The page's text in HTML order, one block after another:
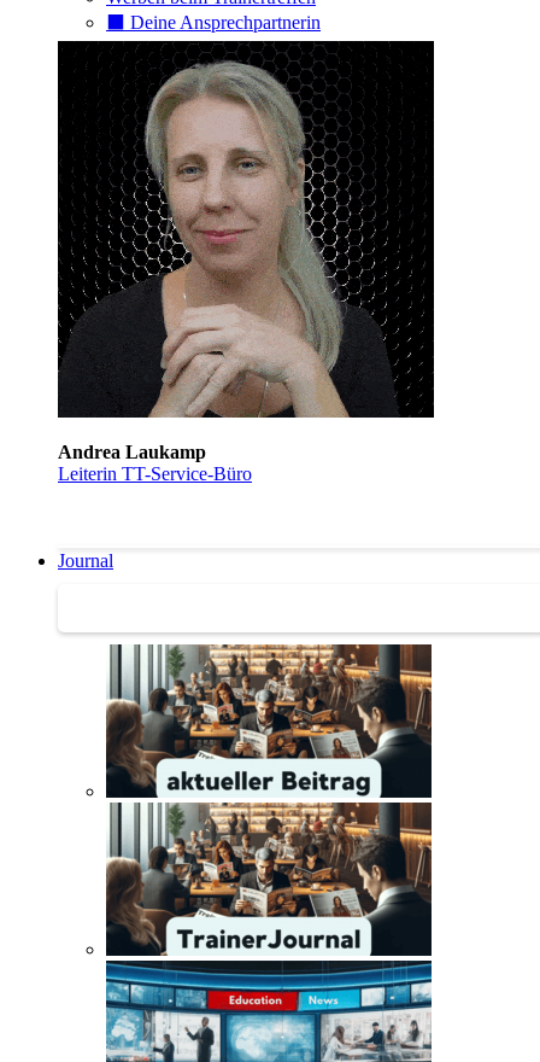
⬛️ Deine Ansprechpartnerin
Andrea Laukamp
Leiterin TT-Service-Büro
Journal